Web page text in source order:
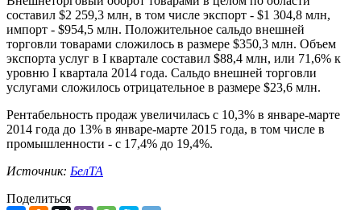
составил $2 259,3 млн, в том числе экспорт - $1 304,8 млн,
импорт - $954,5 млн. Положительное сальдо внешней
торговли товарами сложилось в размере $350,3 млн. Объем
экспорта услуг в I квартале составил $88,4 млн, или 71,6% к
уровню I квартала 2014 года. Сальдо внешней торговли
услугами сложилось отрицательное в размере $23,6 млн.
Рентабельность продаж увеличилась с 10,3% в январе-марте
2014 года до 13% в январе-марте 2015 года, в том числе в
промышленности - с 17,4% до 19,4%.
Источник: БелТА
Поделиться